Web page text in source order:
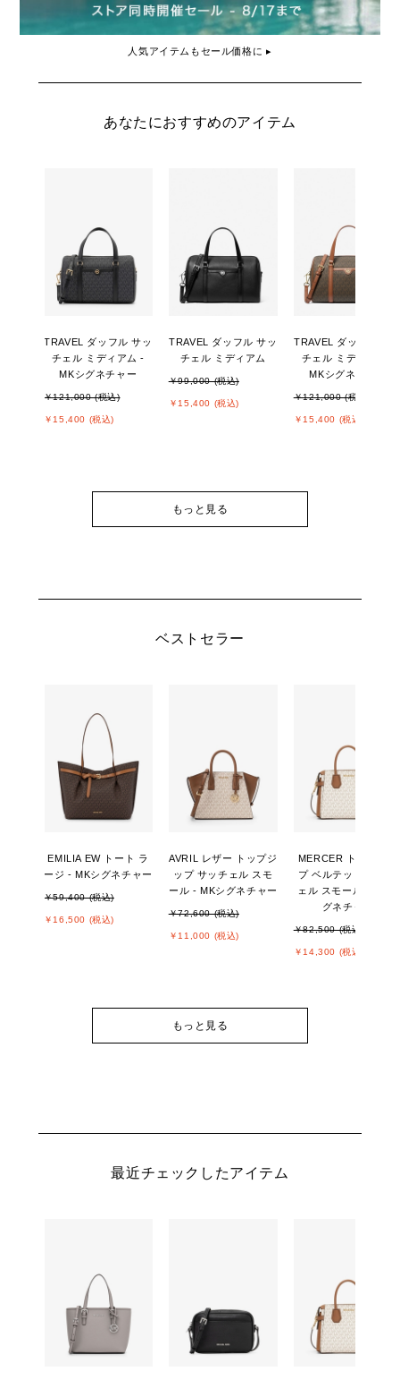
人気アイテムもセール価格に ▸
あなたにおすすめのアイテム
TRAVEL ダッフル サッ
チェル ミディアム -
MKシグネチャー
￥121,000 (税込)
￥15,400 (税込)
TRAVEL ダッフル サッ
チェル ミディアム
￥99,000 (税込)
￥15,400 (税込)
TRAVEL ダッフル サ
チェル ミディアム -
MKシグネチャー
￥121,000 (税込)
￥15,400 (税込)
もっと見る
ベストセラー
EMILIA EW トート ラ
ージ - MKシグネチャー
￥59,400 (税込)
￥16,500 (税込)
AVRIL レザー トップジ
ップ サッチェル スモ
ール - MKシグネチャー
￥72,600 (税込)
￥11,000 (税込)
MERCER トップジッ
プ ベルテッド サッチ
ェル スモール - MKシ
グネチャー
￥82,500 (税込)
￥14,300 (税込)
もっと見る
最近チェックしたアイテム